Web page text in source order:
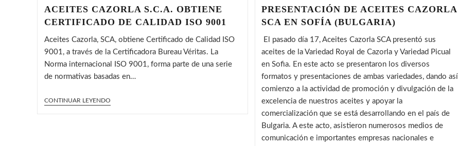
ACEITES CAZORLA S.C.A. OBTIENE
CERTIFICADO DE CALIDAD ISO 9001
Aceites Cazorla, SCA, obtiene Certificado de Calidad ISO
9001, a través de la Certificadora Bureau Véritas. La
Norma internacional ISO 9001, forma parte de una serie
de normativas basadas en…
CONTINUAR LEYENDOACEITES
PRESENTACIÓN DE ACEITES CAZORLA
SCA EN SOFÍA (BULGARIA)
El pasado día 17, Aceites Cazorla SCA presentó sus
aceites de la Variedad Royal de Cazorla y Variedad Picual
en Sofia. En este acto se presentaron los diversos
formatos y presentaciones de ambas variedades, dando así
comienzo a la actividad de promoción y divulgación de la
excelencia de nuestros aceites y apoyar la
comercialización que se está desarrollando en el país de
Bulgaria. A este acto, asistieron numerosos medios de
comunicación e importantes empresas nacionales e